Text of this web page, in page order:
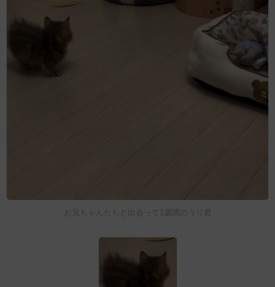
お兄ちゃんたちと出会って1週間のうり君